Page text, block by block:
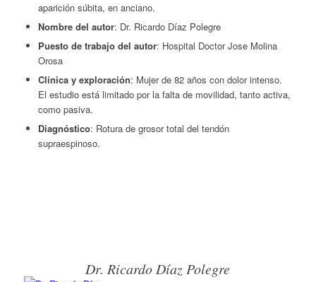
aparición súbita, en anciano.
Nombre del autor: Dr. Ricardo Díaz Polegre
Puesto de trabajo del autor: Hospital Doctor Jose Molina
Orosa
Clínica y exploración: Mujer de 82 años con dolor intenso.
El estudio está limitado por la falta de movilidad, tanto activa,
como pasiva.
Diagnóstico: Rotura de grosor total del tendón
supraespinoso.
Dr. Ricardo Díaz Polegre